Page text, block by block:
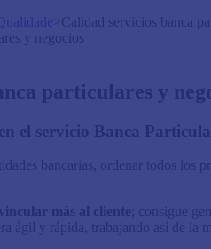
>Calidad servicios banca
y negocios
particulares y
el servicio Banca
bancarias, ordenar todos los
vin­cular más al cliente; consigue
ágil y rápida, trabajando así de